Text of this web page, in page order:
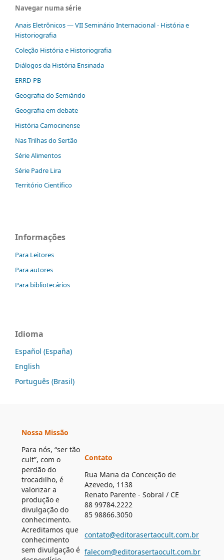
Navegar numa série
Anais Eletrônicos — VII Seminário Internacional - História e
Historiografia
Coleção História e Historiografia
Diálogos da História Ensinada
ERRD PB
Geografia do Semiárido
Geografia em debate
História Camocinense
Nas Trilhas do Sertão
Série Alimentos
Série Padre Lira
Território Científico
Informações
Para Leitores
Para autores
Para bibliotecários
Idioma
Español (España)
English
Português (Brasil)
Nossa Missão
Para nós, “ser tão
cult”, com o
perdão do
trocadilho, é
valorizar a
produção e
divulgação do
conhecimento.
Acreditamos que
conhecimento
sem divulgação é
Contato
Rua Maria da Conceição de
Azevedo, 1138
Renato Parente - Sobral / CE
88 99784.2222
85 98866.3050
contato@editorasertaocult.com.br
falecom@editorasertaocult.com.br